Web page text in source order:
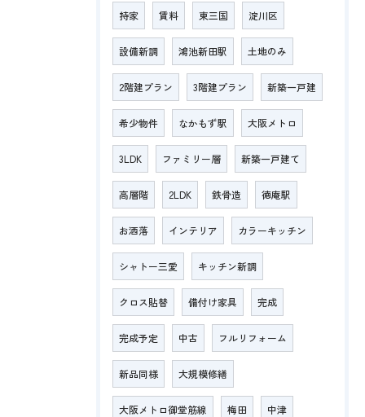
持家 賃料 東三国 淀川区
設備新調 鴻池新田駅 土地のみ
2階建プラン 3階建プラン 新築一戸建
希少物件 なかもず駅 大阪メトロ
3LDK ファミリー層 新築一戸建て
高層階 2LDK 鉄骨造 徳庵駅
お洒落 インテリア カラーキッチン
シャトー三愛 キッチン新調
クロス貼替 備付け家具 完成
完成予定 中古 フルリフォーム
新品同様 大規模修繕
大阪メトロ御堂筋線 梅田 中津